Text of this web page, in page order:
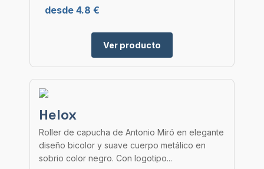
desde 4.8 €
Ver producto
Helox
Roller de capucha de Antonio Miró en elegante
diseño bicolor y suave cuerpo metálico en
sobrio color negro. Con logotipo...